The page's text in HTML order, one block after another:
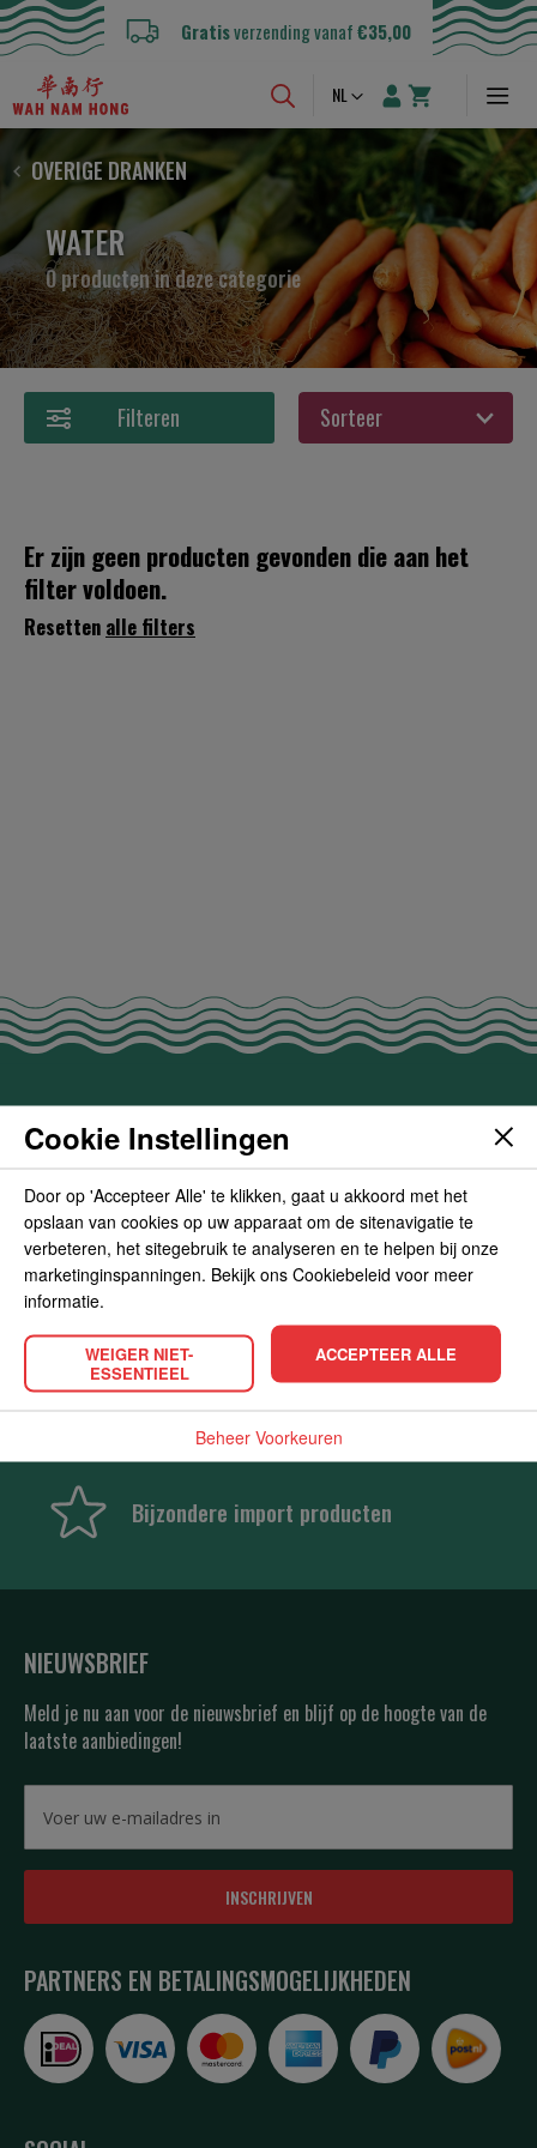
Gratisverzending vanaf€35,00
Taal
NL
OVERIGE DRANKEN
WATER
0 producten in deze categorie
Filteren
Er zijn geen producten gevonden die aan het
filter voldoen.
Resetten alle filters
Gratis verzending vanaf 35 euro
Snelle bezorging
Tot de deur thuisbezorgd
Betaal veilig
Bijzondere import producten
NIEUWSBRIEF
Meld je nu aan voor de nieuwsbrief en blijf op de hoogte van de
laatste aanbiedingen!
INSCHRIJVEN
PARTNERS EN BETALINGSMOGELIJKHEDEN
Cookie Instellingen
Door op 'Accepteer Alle' te klikken, gaat u akkoord met het
opslaan van cookies op uw apparaat om de sitenavigatie te
verbeteren, het sitegebruik te analyseren en te helpen bij onze
marketinginspanningen. Bekijk ons Cookiebeleid voor meer
informatie.
WEIGER NIET-
ESSENTIEEL
ACCEPTEER ALLE
Beheer Voorkeuren